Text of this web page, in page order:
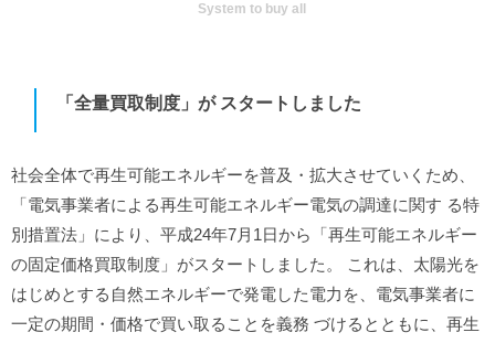
System to buy all
「全量買取制度」が スタートしました
社会全体で再生可能エネルギーを普及・拡大させていくため、
「電気事業者による再生可能エネルギー電気の調達に関す る特
別措置法」により、平成24年7月1日から「再生可能エネルギー
の固定価格買取制度」がスタートしました。 これは、太陽光を
はじめとする自然エネルギーで発電した電力を、電気事業者に
一定の期間・価格で買い取ることを義務 づけるとともに、再生